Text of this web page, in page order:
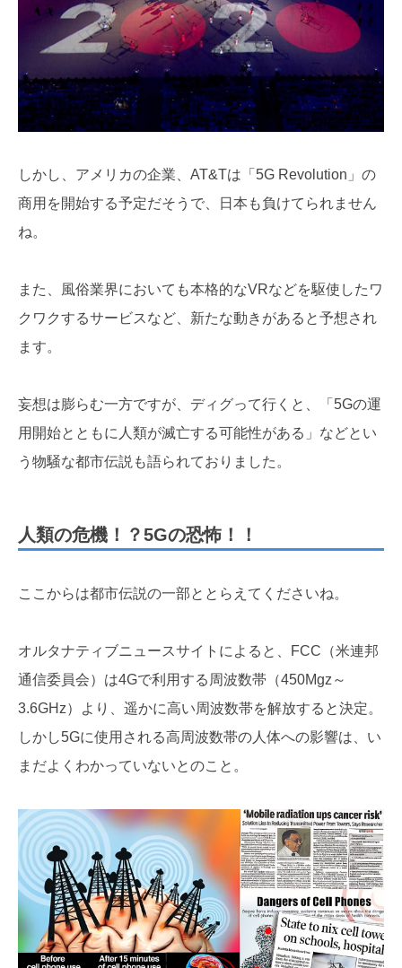
しかし、アメリカの企業、AT&Tは「5G Revolution」の
商用を開始する予定だそうで、日本も負けてられません
ね。
また、風俗業界においても本格的なVRなどを駆使したワ
クワクするサービスなど、新たな動きがあると予想され
ます。
妄想は膨らむ一方ですが、ディグって行くと、「5Gの運
用開始とともに人類が滅亡する可能性がある」などとい
う物騒な都市伝説も語られておりました。
人類の危機！？5Gの恐怖！！
ここからは都市伝説の一部ととらえてくださいね。
オルタナティブニュースサイトによると、FCC（米連邦
通信委員会）は4Gで利用する周波数帯（450Mgz～
3.6GHz）より、遥かに高い周波数帯を解放すると決定。
しかし5Gに使用される高周波数帯の人体への影響は、い
まだよくわかっていないとのこと。